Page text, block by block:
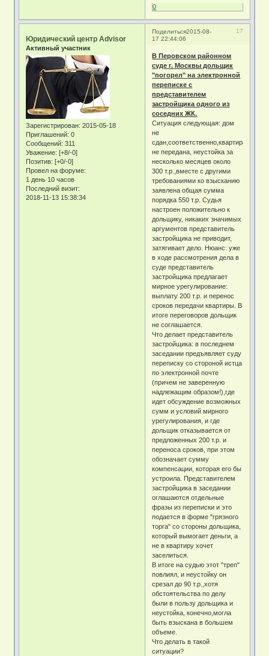
0
Поделиться 17
2015-08-
17 22:44:06
Юридический центр Advisor
Активный участник
Зарегистрирован: 2015-05-18
Приглашений: 0
Сообщений: 311
Уважение: [+8/-0]
Позитив: [+0/-0]
Провел на форуме:
1 день 10 часов
Последний визит:
2018-11-13 15:38:34
В Перовском районном
суде г. Москвы дольщик
"погорел" на электронной
переписке с
представителем
застройщика одного из
соседних ЖК.
Ситуация следующая: дом
не
сдан,соответственно,квартира
не передана, неустойка за
несколько месяцев около
300 т.р.,вместе с другими
требованиями ко взысканию
заявлена общая сумма
порядка 550 т.р. Судья
настроен положительно к
дольщику, никаких значимых
аргументов представитель
застройщика не приводит,
затягивает дело. Нюанс: уже
в ходе рассмотрения дела в
суде представитель
застройщика предлагает
мирное урегулирование:
выплату 200 т.р. и перенос
сроков передачи квартиры. В
итоге переговоров дольщик
не соглашается.
Что делает представитель
застройщика: в последнем
заседании предъявляет суду
переписку со стороной истца
по электронной почте
(причем не заверенную
надлежащим образом!),где
идет обсуждение возможных
сумм и условий мирного
урегулирования, и где
дольщик отказывается от
предложенных 200 т.р. и
переноса сроков, при этом
обозначает сумму
компенсации, которая его бы
устроила. Представителем
застройщика в заседании
оглашаются отдельные
фразы из переписки и это
подается в форме "грязного
торга" со стороны дольщика,
который вымогает деньги, а
не в квартиру хочет
заселиться.
В итоге на судью этот "треп"
повлиял, и неустойку он
срезал до 90 т.р.,хотя
обстоятельства по делу
были в пользу дольщика и
неустойка, конечно,могла
быть взыскана в большем
объеме.
Что делать в такой
ситуации?